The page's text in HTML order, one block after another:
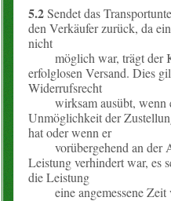
5.2Sendet das
den Verkäufer zurück, da
nicht
möglich war, trägt der
erfolglosen Versand. Dies
Widerrufsrecht
wirksam ausübt, wenn
Unmöglichkeit der
hat oder wenn er
vorübergehend an der
Leistung verhindert war, es
die Leistung
eine angemessene Zeit